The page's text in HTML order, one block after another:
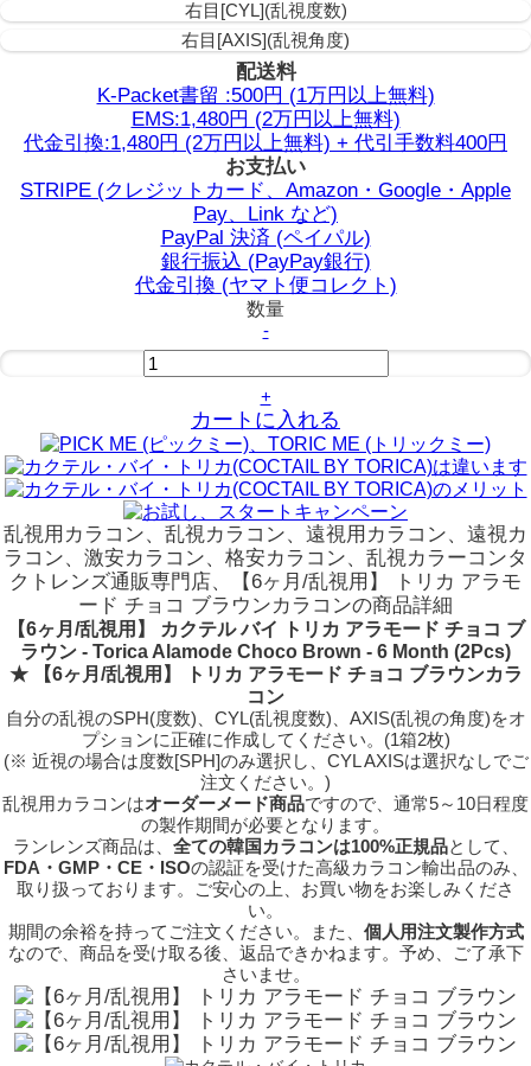
右目[CYL](乱視度数)
右目[AXIS](乱視角度)
配送料
K-Packet書留 :500円 (1万円以上無料)
EMS:1,480円 (2万円以上無料)
代金引換:1,480円 (2万円以上無料) + 代引手数料400円
お支払い
STRIPE (クレジットカード、Amazon・Google・Apple
Pay、Link など)
PayPal 決済 (ペイパル)
銀行振込 (PayPay銀行)
代金引換 (ヤマト便コレクト)
数量
-
+
カートに入れる
乱視用カラコン、乱視カラコン、遠視用カラコン、遠視カ
ラコン、激安カラコン、格安カラコン、乱視カラーコンタ
クトレンズ通販専門店、【6ヶ月/乱視用】 トリカ アラモ
ード チョコ ブラウンカラコンの商品詳細
【6ヶ月/乱視用】 カクテル バイ トリカ アラモード チョコ ブ
ラウン - Torica Alamode Choco Brown - 6 Month (2Pcs)
★ 【6ヶ月/乱視用】 トリカ アラモード チョコ ブラウンカラ
コン
自分の乱視のSPH(度数)、CYL(乱視度数)、AXIS(乱視の角度)をオ
プションに正確に作成してください。(1箱2枚)
(※ 近視の場合は度数[SPH]のみ選択し、CYL AXISは選択なしでご
注文ください。)
乱視用カラコンはオーダーメード商品ですので、 通常5～10日程度
の製作期間が必要となります。
ランレンズ商品は、 全ての韓国カラコンは100%正規品として、
FDA・GMP・CE・ISOの認証を受けた高級カラコン輸出品のみ、
取り扱っております。ご安心の上、お買い物をお楽しみくださ
い。
期間の余裕を持ってご注文ください。また、 個人用注文製作方式
なので、商品を受け取る後、返品できかねます。予め、ご了承下
さいませ。